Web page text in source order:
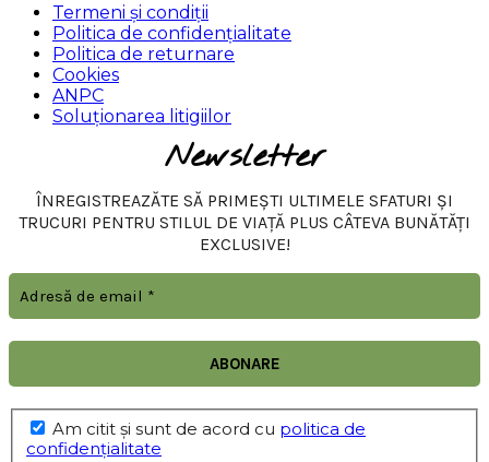
Termeni și condiții
Politica de confidențialitate
Politica de returnare
Cookies
ANPC
Soluționarea litigiilor
Newsletter
ÎNREGISTREAZĂTE SĂ PRIMEȘTI ULTIMELE SFATURI ȘI
TRUCURI PENTRU STILUL DE VIAȚĂ PLUS CÂTEVA BUNĂTĂȚI
EXCLUSIVE!
Am citit şi sunt de acord cu politica de
confidențialitate